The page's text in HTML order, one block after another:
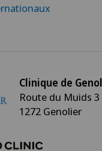
Clinique de
Route du Muids 3
1272 Genolier